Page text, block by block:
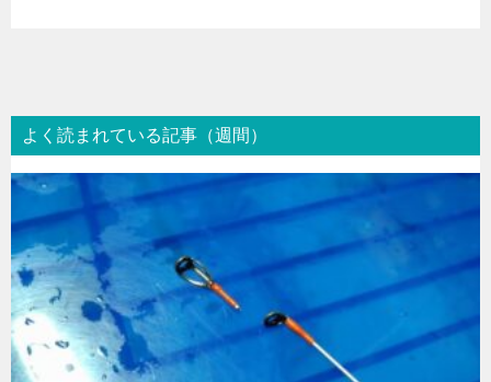
よく読まれている記事（週間）